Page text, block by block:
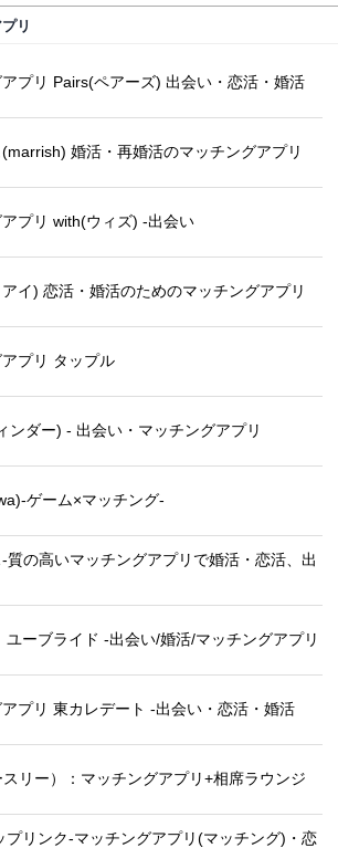
リ
プリ Pairs(ペアーズ) 出会い・恋活・婚活
婚活・再婚活のマッチングアプリ
プリ with(ウィズ) -出会い
イ) 恋活・婚活のためのマッチングアプリ
プリ タップル
ンダー) - 出会い・マッチングアプリ
ゲーム×マッチング-
質の高いマッチングアプリで婚活・恋活、出
ユーブライド -出会い/婚活/マッチングアプリ
プリ 東カレデート -出会い・恋活・婚活
スリー）：マッチングアプリ+相席ラウンジ
プリンク-マッチングアプリ(マッチング)・恋